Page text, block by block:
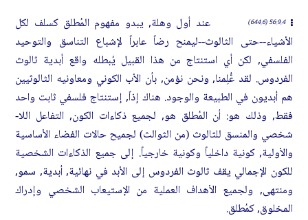
56:9.4 (644.6)
عند أول وهلة, يبدو مفهوم المُطلق كسلف لكل
الأشياء--حتى الثالوث--ليمنح رضاً عابراً لإشباع التناسق والتوحيد
الفلسفي, لكن أي استنتاج من هذا القبيل يُبطله واقع أبدية ثالوث
الفردوس. لقد عُّلِمنا, ونحن نؤمن, بأن الأب الكوني ومعاونيه الثالوثيين
هم أبديون في الطبيعة والوجود. هناك إذاً, إستنتاج فلسفي ثابت واحد
فقط, وذلك هو: أن المُطلق هو, لجميع ذكاءات الكون, التفاعل اللا-
شخصي والمنسق للثالوث (من الثوالث) لجميح حالات الفضاء الأساسية
والأولية, كونية داخلياً وكونية خارجياً. إلى جميع الذكاءات الشخصية
للكون الإجمالي يقف ثالوث الفردوس إلى الأبد في نهائية, أبدية, سمو,
ومنتهى, ولجميع الأهداف العملية من الإستيعاب الشخصي وإدراك
المخلوق, كمُطلق.